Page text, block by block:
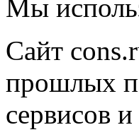
Мы
Сайт
прошлых
сервисов